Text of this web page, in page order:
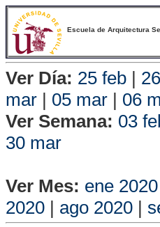
Escuela de Arquitectura
Ver Día: 25 feb |
mar | 05 mar | 06
Ver Semana: 03
30 mar
Ver Mes: ene 2020
2020 | ago 2020 |